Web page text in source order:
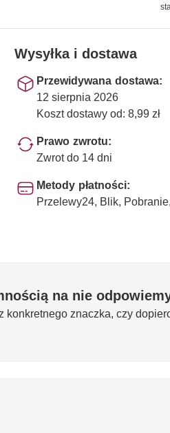
Wysyłka i dostawa
Przewidywana dostawa:
12 sierpnia 2026
Koszt dostawy od: 8,99 zł
Prawo zwrotu:
Zwrot do 14 dni
Metody płatności:
Przelewy24, Blik,
na nie
konkretnego znaczka, czy